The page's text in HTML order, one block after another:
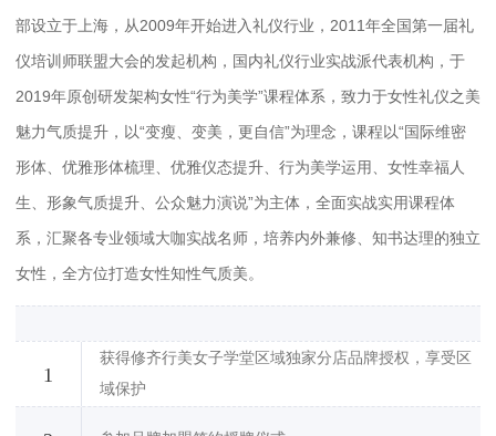
部设立于上海，从2009年开始进入礼仪行业，2011年全国第一届礼
仪培训师联盟大会的发起机构，国内礼仪行业实战派代表机构，于
2019年原创研发架构女性“行为美学”课程体系，致力于女性礼仪之美
魅力气质提升，以“变瘦、变美，更自信”为理念， 课程以“国际维密
形体、优雅形体梳理、优雅仪态提升、行为美学运用、女性幸福人
生、形象气质提升、公众魅力演说”为主体，全面实战实用课程体
系，汇聚各专业领域大咖实战名师，培养内外兼修、知书达理的独立
女性，全方位打造女性知性气质美。
1
获得修齐行美女子学堂区域独家分店品牌授权，享受区
域保护